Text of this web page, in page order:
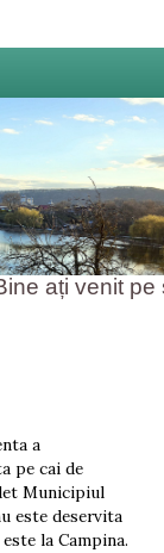
ați venit pe
a
pe cai de
Municipiul
este deservita
la Campina.